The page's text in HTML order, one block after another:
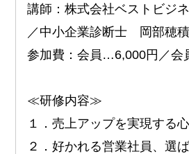
講師：株式会社ベストビジ
／中小企業診断士 岡部穂積
参加費：会員…6,000円／会
≪研修内容≫
１．売上アップを実現する
２．好かれる営業社員、選